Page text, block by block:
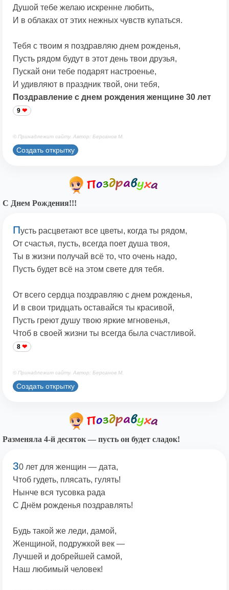
Душой тебе желаю искренне любить,
И в облаках от этих нежных чувств купаться.
Тебя с твоим я поздравляю днем рожденья,
Пусть рядом будут в этот день твои друзья,
Пускай они тебе подарят настроенье,
И удивляют в праздник твой, они тебя,
Поздравление с днем рождения женщине 30 лет
9
© Принадлежит сайту. Автор: Берсанов М.
Создать открытку
С Днем Рождения!!!
Пусть расцветают все цветы, когда ты рядом,
От счастья, пусть, всегда поет душа твоя,
Ты в жизни получай всё то, что очень надо,
Пусть будет всё на этом свете для тебя.
От всего сердца поздравляю с днем рожденья,
И в свои тридцать оставайся ты красивой,
Пусть греют душу твою яркие мгновенья,
Чтоб в своей жизни ты всегда была счастливой.
8
© Принадлежит сайту. Автор: Берсанов М.
Создать открытку
Разменяла 4-й десяток — пусть он будет сладок!
30 лет для женщин — дата,
Чтоб гудеть, плясать, гулять!
Нынче вся тусовка рада
С Днём рожденья поздравлять!
Будь такой же леди, дамой,
Женщиной, подружкой век —
Лучшей и добрейшей самой,
Наш любимый человек!